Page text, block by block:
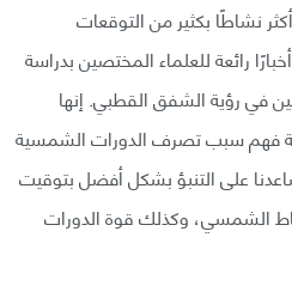
نشاطًا بكثير من التوقعات
رائعة للعلماء المختصين بدراسة
في رؤية الشفق القطبي. إنها
فهم سبب تصرف الدورات الشمسية
على التنبؤ بشكل أفضل بتوقيت
الشمسي، وكذلك قوة الدورات